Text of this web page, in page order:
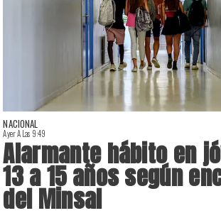
NACIONAL
Ayer A Las 9:49
Alarmante hábito en
13 a 15 años según
del Minsal